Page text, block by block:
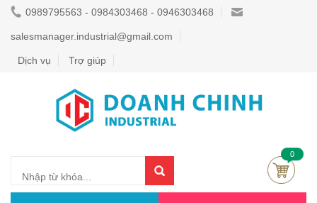
0989795563 - 0984303468 - 0946303468
salesmanager.industrial@gmail.com
Dịch vụ Trợ giúp
0